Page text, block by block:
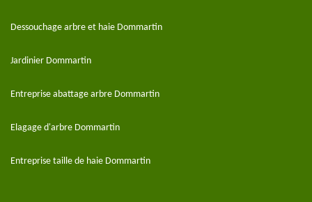
Dessouchage arbre et haie Dommartin
Jardinier Dommartin
Entreprise abattage arbre Dommartin
Elagage d'arbre Dommartin
Entreprise taille de haie Dommartin